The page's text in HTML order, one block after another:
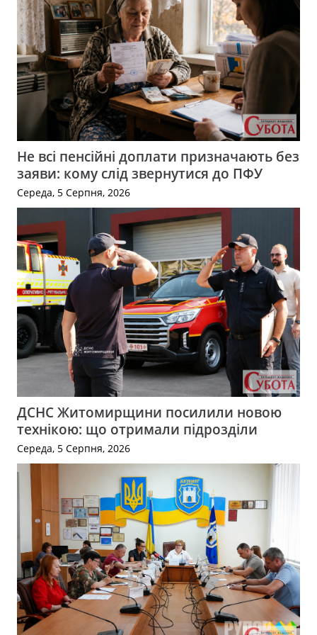
Не всі пенсійні доплати призначають без
заяви: кому слід звернутися до ПФУ
Середа, 5 Серпня, 2026
ДСНС Житомирщини посилили новою
технікою: що отримали підрозділи
Середа, 5 Серпня, 2026